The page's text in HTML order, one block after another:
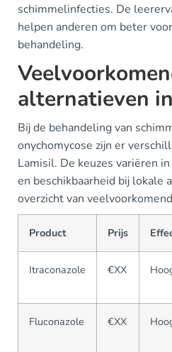
schimmelinfecties. De
helpen anderen om beter
behandeling.
alternatieven
Bij de behandeling van
onychomycose zijn er
Lamisil. De keuzes variëren
en beschikbaarheid bij lokale
overzicht van
Product Prijs
Itraconazole €XX
Fluconazole €XX